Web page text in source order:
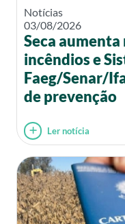
Notícias
03/08/2026
Seca aumenta
incêndios e
Faeg/Senar/
de prevenção
Ler notícia